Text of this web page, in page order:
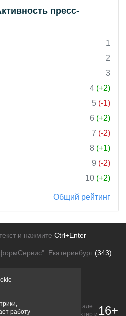
пресс-
1
2
3
4 (+2)
5 (-1)
6 (+2)
7 (-2)
8 (+1)
9 (-2)
10 (+2)
Общий рейтинг
и нажмите Ctrl+Enter
Екатеринбург (343)
размещенная на портале
ознакомительный характер и 16+
работу